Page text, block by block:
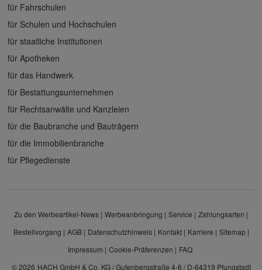
für Fahrschulen
für Schulen und Hochschulen
für staatliche Institutionen
für Apotheken
für das Handwerk
für Bestattungsunternehmen
für Rechtsanwälte und Kanzleien
für die Baubranche und Bauträgern
für die Immobilienbranche
für Pflegedienste
Zu den Werbeartikel-News Werbeanbringung Service
Zahlungsarten
Bestellvorgang
AGB Datenschutzhinweis Kontakt Karriere
Sitemap
Impressum
Cookie-Präferenzen
FAQ
© 2026 HACH GmbH & Co. KG / Gutenbergstraße 4-6 / D-64319 Pfungstadt